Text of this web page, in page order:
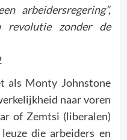
arbeidersregering”,
revolutie zonder de
als Monty Johnstone
naar voren
of Zemtsi (liberalen)
die arbeiders en